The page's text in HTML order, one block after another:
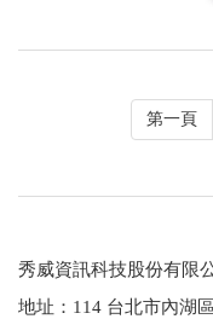
第一頁
秀威資訊科技股份有限
地址：114 台北市內湖